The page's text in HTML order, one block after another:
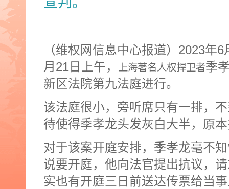
（维权网信息中心报道） 2023年6
月 21 日上午， 上海著名人权捍卫者季
新区法院第九法庭进行。
该法庭很小，旁听席只有一排，
待使得季孝龙头发灰白大半，原
对于该案开庭安排，季孝龙毫不
说要开庭，他向法官提出抗议，
实也有开庭三日前送达传票给当